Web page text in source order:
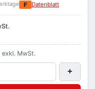
F Datenblatt
exkl. MwSt.
+